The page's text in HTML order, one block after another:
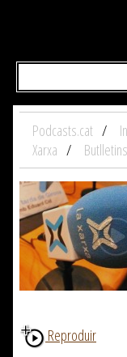
Podcasts.cat
Xarxa
Reproduir